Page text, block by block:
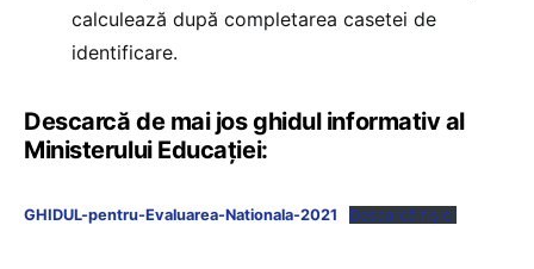
calculează după completarea casetei de
identificare.
Descarcă de mai jos ghidul informativ al
Ministerului Educației:
GHIDUL-pentru-Evaluarea-Nationala-2021 Descarcă fișier